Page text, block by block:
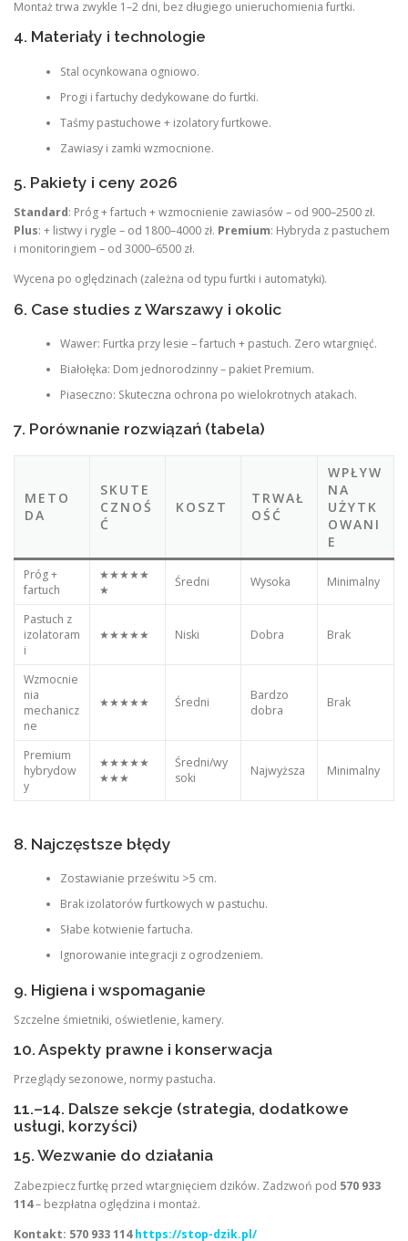
Montaż trwa zwykle 1–2 dni, bez długiego unieruchomienia furtki.
4. Materiały i technologie
Stal ocynkowana ogniowo.
Progi i fartuchy dedykowane do furtki.
Taśmy pastuchowe + izolatory furtkowe.
Zawiasy i zamki wzmocnione.
5. Pakiety i ceny 2026
Standard: Próg + fartuch + wzmocnienie zawiasów – od 900–2500 zł.
Plus: + listwy i rygle – od 1800–4000 zł. Premium: Hybryda z pastuchem
i monitoringiem – od 3000–6500 zł.
Wycena po oględzinach (zależna od typu furtki i automatyki).
6. Case studies z Warszawy i okolic
Wawer: Furtka przy lesie – fartuch + pastuch. Zero wtargnięć.
Białołęka: Dom jednorodzinny – pakiet Premium.
Piaseczno: Skuteczna ochrona po wielokrotnych atakach.
7. Porównanie rozwiązań (tabela)
METO
DA
SKUTE
CZNOŚ
Ć
KOSZT
TRWAŁ
OŚĆ
WPŁYW
NA
UŻYTK
OWANI
E
Próg +
fartuch
★★★★★
★
Średni Wysoka Minimalny
Pastuch z
izolatoram
i
★★★★★ Niski Dobra Brak
Wzmocnie
nia
mechanicz
ne
★★★★★ Średni
Bardzo
dobra
Brak
Premium
hybrydow
y
★★★★★
★★★
Średni/wy
soki
Najwyższa Minimalny
8. Najczęstsze błędy
Zostawianie prześwitu >5 cm.
Brak izolatorów furtkowych w pastuchu.
Słabe kotwienie fartucha.
Ignorowanie integracji z ogrodzeniem.
9. Higiena i wspomaganie
Szczelne śmietniki, oświetlenie, kamery.
10. Aspekty prawne i konserwacja
Przeglądy sezonowe, normy pastucha.
11.–14. Dalsze sekcje (strategia, dodatkowe
usługi, korzyści)
15. Wezwanie do działania
Zabezpiecz furtkę przed wtargnięciem dzików. Zadzwoń pod 570 933
114– bezpłatna oględzina i montaż.
Kontakt: 570 933 114 https://stop-dzik.pl/